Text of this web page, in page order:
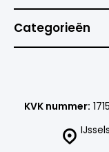
Categorieën
KVK nummer: